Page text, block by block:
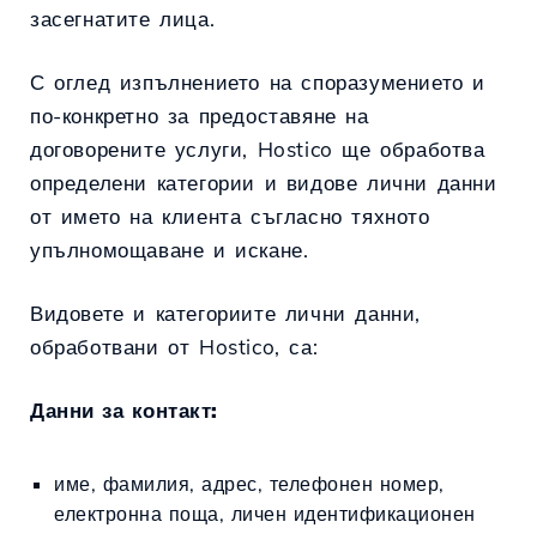
засегнатите лица.
С оглед изпълнението на споразумението и
по-конкретно за предоставяне на
договорените услуги, Hostico ще обработва
определени категории и видове лични данни
от името на клиента съгласно тяхното
упълномощаване и искане.
Видовете и категориите лични данни,
обработвани от Hostico, са:
Данни за контакт:
име, фамилия, адрес, телефонен номер,
електронна поща, личен идентификационен